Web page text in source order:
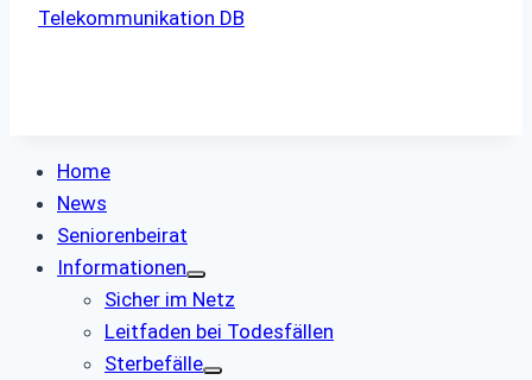
Telekommunikation DB
Home
News
Seniorenbeirat
Informationen
Sicher im Netz
Leitfaden bei Todesfällen
Sterbefälle